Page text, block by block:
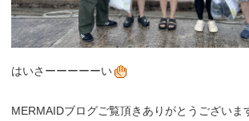
はいさーーーーーい
MERMAIDブログご覧頂きありがとうございま